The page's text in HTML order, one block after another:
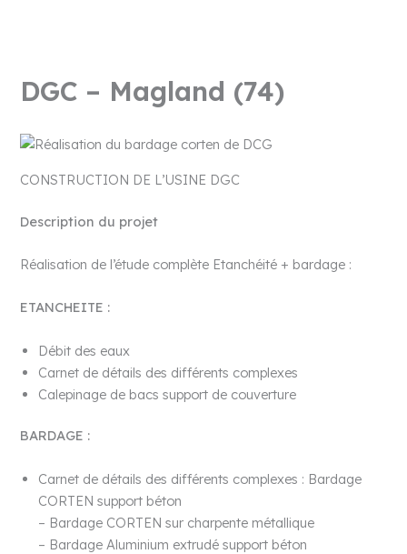
DGC – Magland (74)
CONSTRUCTION DE L’USINE DGC
Description du projet
Réalisation de l’étude complète Etanchéité + bardage :
ETANCHEITE :
Débit des eaux
Carnet de détails des différents complexes
Calepinage de bacs support de couverture
BARDAGE :
Carnet de détails des différents complexes : Bardage
CORTEN support béton
– Bardage CORTEN sur charpente métallique
– Bardage Aluminium extrudé support béton